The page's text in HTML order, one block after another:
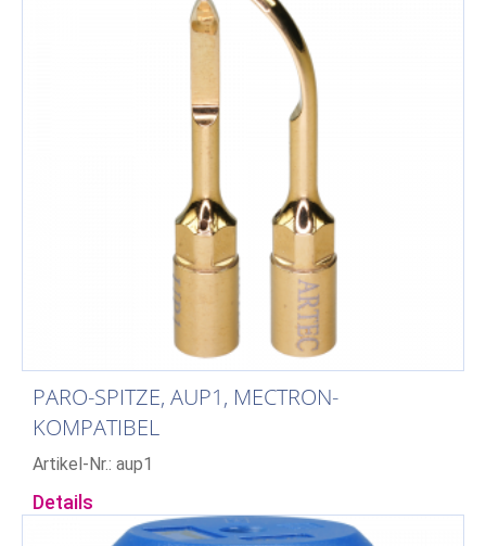
PARO-SPITZE, AUP1, MECTRON-
KOMPATIBEL
Artikel-Nr.: aup1
Details